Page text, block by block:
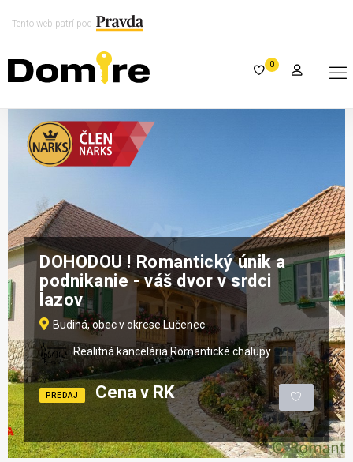
Tento web patrí pod
0
DOHODOU ! Romantický únik a
podnikanie - váš dvor v srdci
lazov
Budiná, obec v okrese Lučenec
Realitná kancelária Romantické chalupy
PREDAJ Cena v RK